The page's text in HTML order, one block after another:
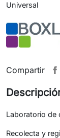
Universal
Compartir
Laboratorio de
Recolecta y